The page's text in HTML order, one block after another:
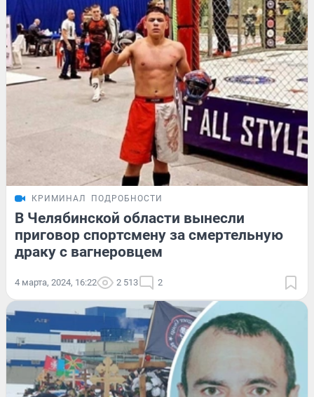
КРИМИНАЛ ПОДРОБНОСТИ
В Челябинской области вынесли
приговор спортсмену за смертельную
драку с вагнеровцем
4 марта, 2024, 16:22 2 513 2